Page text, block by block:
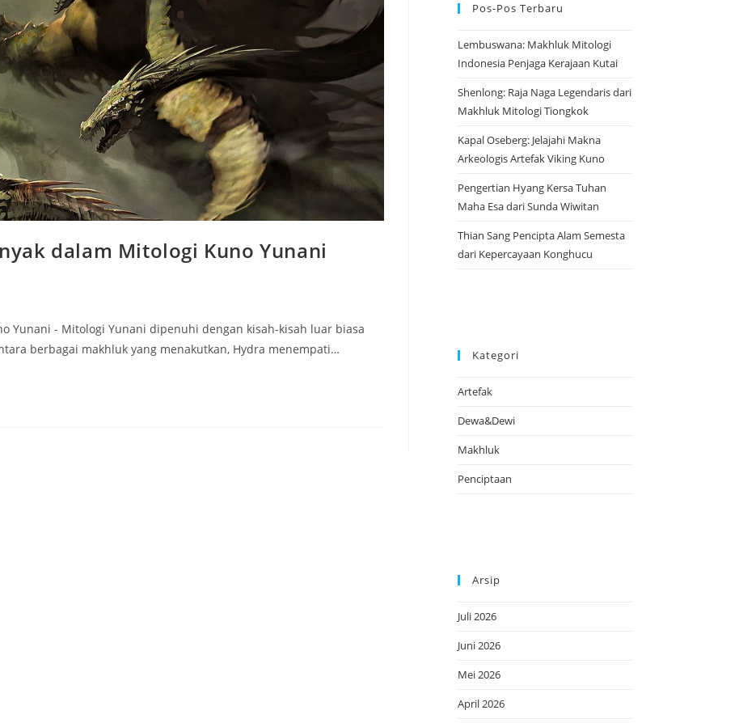
dalam Mitologi Kuno Yunani
Yunani - Mitologi Yunani dipenuhi dengan kisah-kisah luar biasa
berbagai makhluk yang menakutkan, Hydra menempati…
Pos-Pos Terbaru
Lembuswana: Makhluk Mitologi
Indonesia Penjaga Kerajaan Kutai
Shenlong: Raja Naga Legendaris dari
Makhluk Mitologi Tiongkok
Kapal Oseberg: Jelajahi Makna
Arkeologis Artefak Viking Kuno
Pengertian Hyang Kersa Tuhan
Maha Esa dari Sunda Wiwitan
Thian Sang Pencipta Alam Semesta
dari Kepercayaan Konghucu
Kategori
Artefak
Dewa&Dewi
Makhluk
Penciptaan
Arsip
Juli 2026
Juni 2026
Mei 2026
April 2026